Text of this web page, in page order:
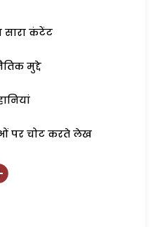
सारा कंटेंट
मुद्दे
पर चोट करते लेख